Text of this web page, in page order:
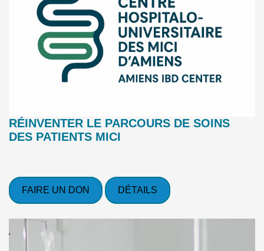
RÉINVENTER LE PARCOURS DE SOINS
DES PATIENTS MICI
FAIRE UN DON DÉTAILS